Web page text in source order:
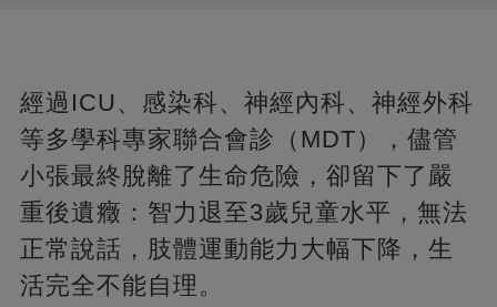
經過ICU、感染科、神經內科、神經外科
等多學科專家聯合會診（MDT），儘管
小張最終脫離了生命危險，卻留下了嚴
重後遺癥：智力退至3歲兒童水平，無法
正常說話，肢體運動能力大幅下降，生
活完全不能自理。